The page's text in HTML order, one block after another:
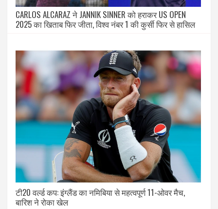
CARLOS ALCARAZ ने JANNIK SINNER को हराकर US OPEN
2025 का खिताब फिर जीता, विश्व नंबर 1 की कुर्सी फिर से हासिल
टी20 वर्ल्ड कप: इंग्लैंड का नमिबिया से महत्वपूर्ण 11-ओवर मैच,
बारिश ने रोका खेल